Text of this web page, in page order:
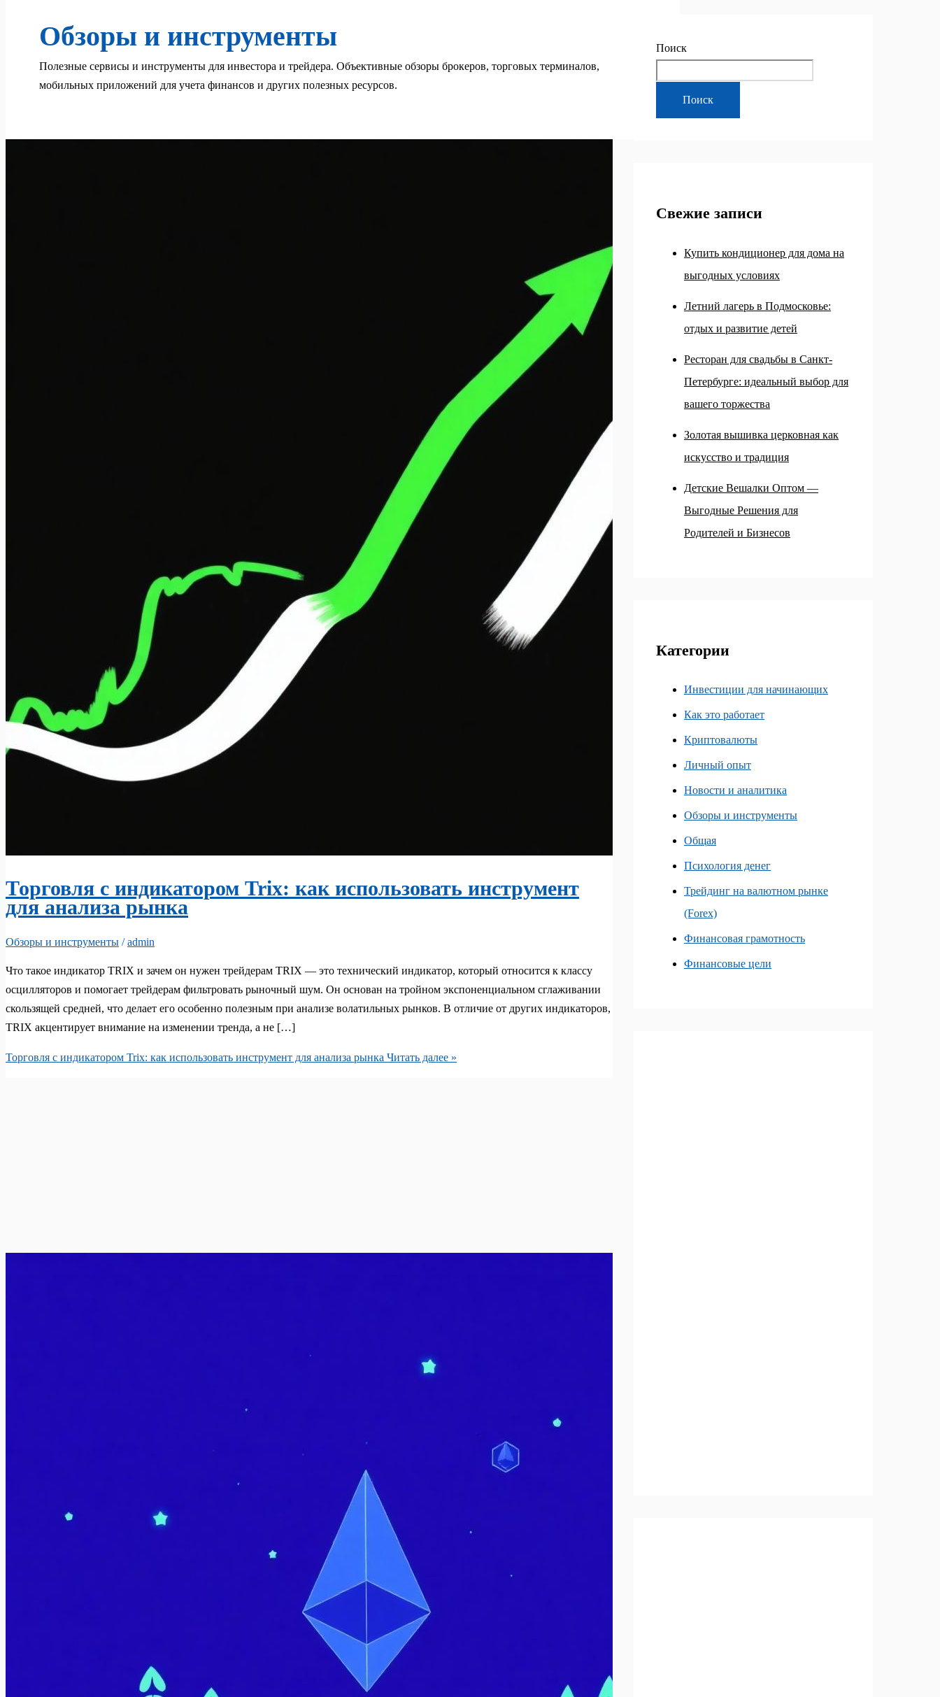
Обзоры и инструменты
Полезные сервисы и инструменты для инвестора и трейдера. Объективные обзоры брокеров, торговых терминалов,
мобильных приложений для учета финансов и других полезных ресурсов.
Торговля с индикатором Trix: как использовать инструмент
для анализа рынка
Обзоры и инструменты /admin
Что такое индикатор TRIX и зачем он нужен трейдерам TRIX — это технический индикатор, который относится к классу
осцилляторов и помогает трейдерам фильтровать рыночный шум. Он основан на тройном экспоненциальном сглаживании
скользящей средней, что делает его особенно полезным при анализе волатильных рынков. В отличие от других индикаторов,
TRIX акцентирует внимание на изменении тренда, а не […]
Торговля с индикатором Trix: как использовать инструмент для анализа рынка Читать далее »
Поиск
Поиск
Свежие записи
Купить кондиционер для дома на
выгодных условиях
Летний лагерь в Подмосковье:
отдых и развитие детей
Ресторан для свадьбы в Санкт-
Петербурге: идеальный выбор для
вашего торжества
Золотая вышивка церковная как
искусство и традиция
Детские Вешалки Оптом —
Выгодные Решения для
Родителей и Бизнесов
Категории
Инвестиции для начинающих
Как это работает
Криптовалюты
Личный опыт
Новости и аналитика
Обзоры и инструменты
Общая
Психология денег
Трейдинг на валютном рынке
(Forex)
Финансовая грамотность
Финансовые цели